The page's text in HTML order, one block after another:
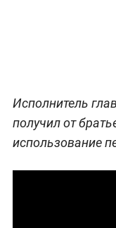
Исполнитель
получил от
использование